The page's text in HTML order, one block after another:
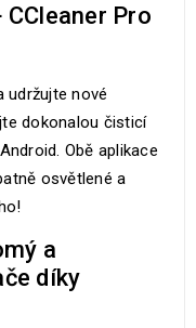
Pro
udržujte nové
dokonalou čisticí
Obě aplikace
osvětlené a
a
díky